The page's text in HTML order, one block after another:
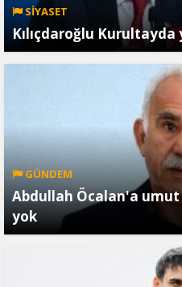
SİYASET
Kılıçdaroğlu
GÜNDEM
Abdullah Öcalan'a umut
yok